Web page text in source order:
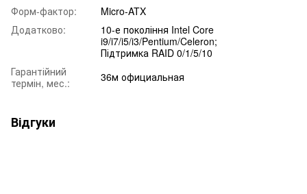
Форм-фактор:
Micro-ATX
Додатково:
10-е покоління Intel Core
i9/i7/i5/i3/Pentium/Celeron;
Підтримка RAID 0/1/5/10
Гарантійний
термін, мес.:
36м официальная
Відгуки